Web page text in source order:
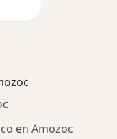
en Amozoc